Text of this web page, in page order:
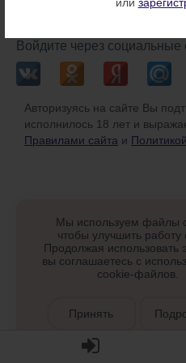
Войдите через социальные
Авторизуясь на сайте Вы
исполнилось 18 лет и
Правилами сайта и
Мы используем файлы
чтобы улучшить работу
Продолжая использовать
вы соглашаетесь с
cookie-файлов.
Принять